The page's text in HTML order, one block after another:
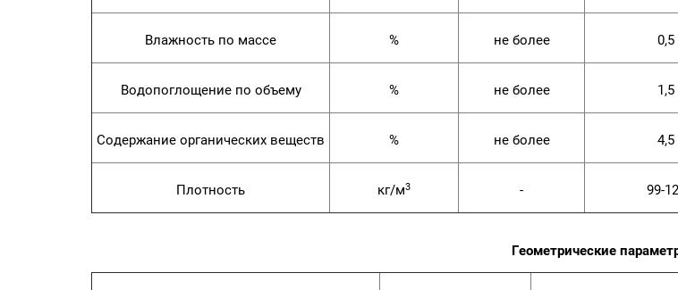
Влажность по массе % не более 0,5
Водопоглощение по объему % не более 1,5
Содержание органических веществ % не более 4,5
Плотность кг/м3 - 99-
Геометрические